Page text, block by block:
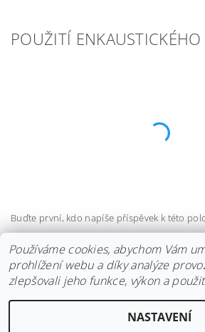
POUŽITÍ
Buďte první, kdo napíše příspěvek k této
Přidat komentář
Používáme cookies, abychom Vám
prohlížení webu a díky analýze
zlepšovali jeho funkce, výkon a
NASTAVENÍ